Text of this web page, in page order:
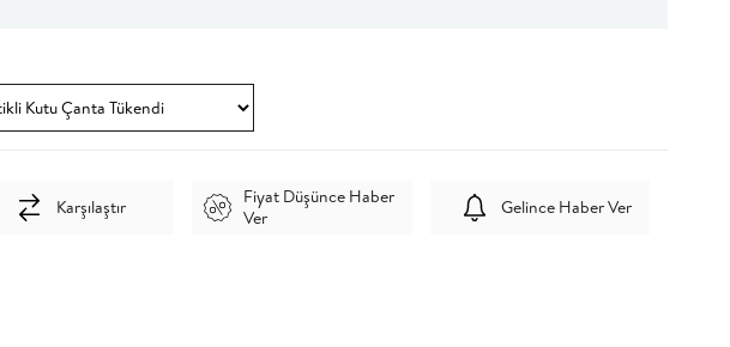
Karşılaştır
Fiyat Düşünce Haber
Ver
Gelince Haber Ver